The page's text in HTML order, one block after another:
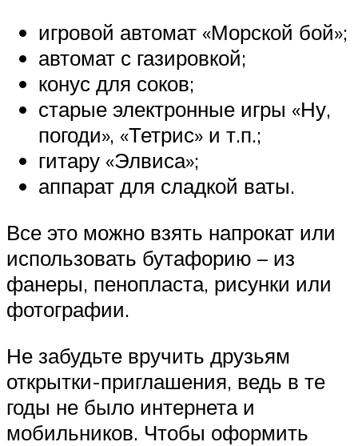
игровой автомат «Морской бой»;
автомат с газировкой;
конус для соков;
старые электронные игры «Ну,
погоди», «Тетрис» и т.п.;
гитару «Элвиса»;
аппарат для сладкой ваты.
Все это можно взять напрокат или
использовать бутафорию – из
фанеры, пенопласта, рисунки или
фотографии.
Не забудьте вручить друзьям
открытки-приглашения, ведь в те
годы не было интернета и
мобильников. Чтобы оформить